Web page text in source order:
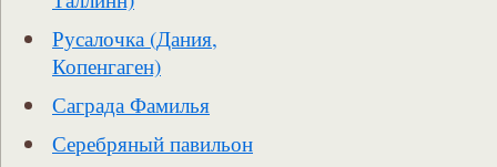
Русалочка (Дания,
Копенгаген)
Саграда Фамилья
Серебряный павильон